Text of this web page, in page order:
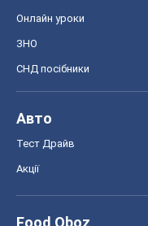
Онлайн уроки
ЗНО
СНД посібники
Авто
Тест Драйв
Акції
Food Oboz